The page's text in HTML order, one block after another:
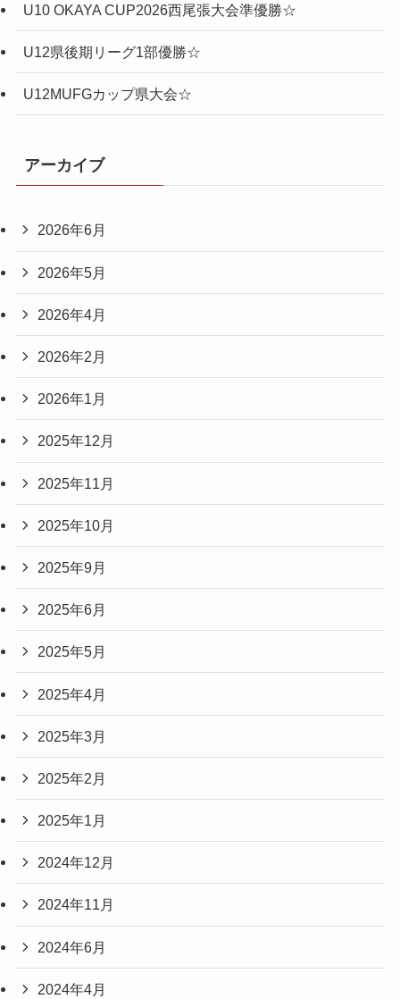
U10 OKAYA CUP2026西尾張大会準優勝☆
U12県後期リーグ1部優勝☆
U12MUFGカップ県大会☆
アーカイブ
2026年6月
2026年5月
2026年4月
2026年2月
2026年1月
2025年12月
2025年11月
2025年10月
2025年9月
2025年6月
2025年5月
2025年4月
2025年3月
2025年2月
2025年1月
2024年12月
2024年11月
2024年6月
2024年4月